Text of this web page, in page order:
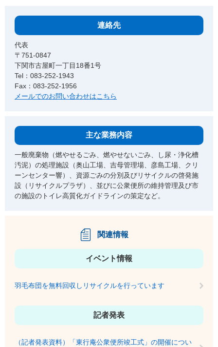
連絡先
代表
〒751-0847
下関市古屋町一丁目18番1号
Tel：083-252-1943
Fax：083-252-1956
メールでのお問い合わせはこちら
主な業務内容
一般廃棄物（燃やせるごみ、燃やせないごみ、し尿・浄化槽
汚泥）の処理施設（奥山工場、吉母管理場、彦島工場、クリ
ーンセンター響）、資源ごみの分別及びリサイクルの啓発施
設（リサイクルプラザ）、並びに公衆便所の維持管理及び市
の施設のトイレ高質化ガイドラインの策定など。
関連情報
イベント情報
羽毛布団を無料回収しリサイクルを行っています
記者発表
（記者発表資料）「東行庵公衆便所竣工式」の開催につい